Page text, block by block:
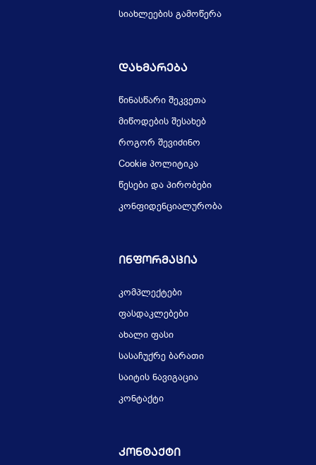
სიახლეების გამოწერა
Დახმარება
წინასწარი შეკვეთა
მიწოდების შესახებ
როგორ შევიძინო
Cookie პოლიტიკა
წესები და პირობები
კონფიდენციალურობა
Ინფორმაცია
კომპლექტები
ფასდაკლებები
ახალი ფასი
სასაჩუქრე ბარათი
საიტის ნავიგაცია
კონტაქტი
Კონტაქტი